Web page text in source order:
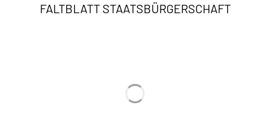
FALTBLATT STAATSBÜRGERSCHAFT